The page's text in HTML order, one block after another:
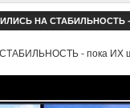
НА СТАБИЛЬНОСТЬ
- пока ИХ